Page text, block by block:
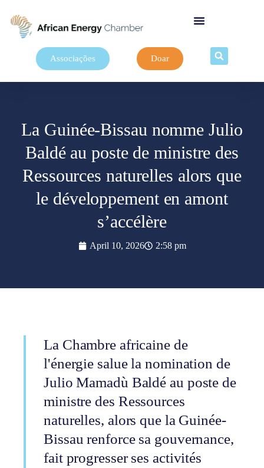
Associações Doar
La Guinée-Bissau nomme Julio
Baldé au poste de ministre des
Ressources naturelles alors que
le développement en amont
s’accélère
April 10, 2026 2:58 pm
La Chambre africaine de
l'énergie salue la nomination de
Julio Mamadù Baldé au poste de
ministre des Ressources
naturelles, alors que la Guinée-
Bissau renforce sa gouvernance,
fait progresser ses activités